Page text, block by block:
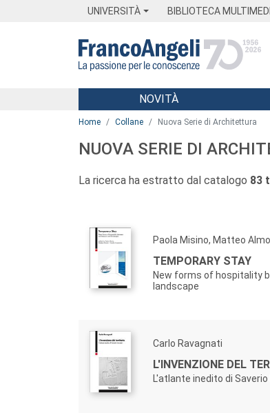
UNIVERSITÀ BIBLIOTECA
Menu
NOVITÀ
Home Collane Nuova Serie di Architettura
NUOVA SERIE DI
La ricerca ha estratto dal catalogo 83
Paola Misino, Matteo
TEMPORARY STAY
New forms of hospitality
landscape
Carlo Ravagnati
L'INVENZIONE DEL
L'atlante inedito di